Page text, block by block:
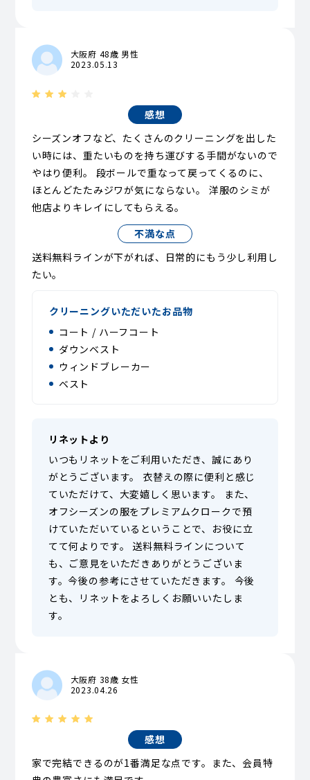
大阪府 48歳 男性
2023.05.13
感想
シーズンオフなど、たくさんのクリーニングを出した
い時には、重たいものを持ち運びする手間がないので
やはり便利。 段ボールで重なって戻ってくるのに、
ほとんどたたみジワが気にならない。 洋服のシミが
他店よりキレイにしてもらえる。
不満な点
送料無料ラインが下がれば、日常的にもう少し利用し
たい。
クリーニングいただいたお品物
コート / ハーフコート
ダウンベスト
ウィンドブレーカー
ベスト
リネットより
いつもリネットをご利用いただき、誠にあり
がとうございます。 衣替えの際に便利と感じ
ていただけて、大変嬉しく思います。 また、
オフシーズンの服をプレミアムクロークで預
けていただいているということで、お役に立
てて何よりです。 送料無料ラインについて
も、ご意見をいただきありがとうございま
す。今後の参考にさせていただきます。 今後
とも、リネットをよろしくお願いいたしま
す。
大阪府 38歳 女性
2023.04.26
感想
家で完結できるのが1番満足な点です。また、会員特